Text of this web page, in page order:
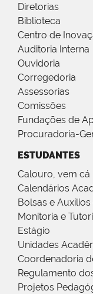
Diretorias
Biblioteca
Centro de
Auditoria Interna
Ouvidoria
Corregedoria
Assessorias
Comissões
Fundações de
Procuradoria-
ESTUDANTES
Calouro, vem cá
Calendários
Bolsas e
Monitoria e
Estágio
Unidades
Coordenadoria
Regulamento
Projetos